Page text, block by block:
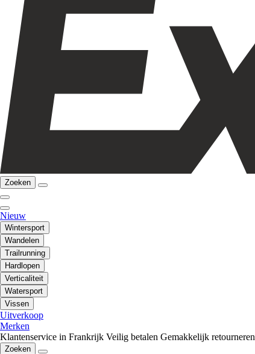
Zoeken
Nieuw
Wintersport
Wandelen
Trailrunning
Hardlopen
Verticaliteit
Watersport
Vissen
Uitverkoop
Merken
Klantenservice in Frankrijk Veilig betalen Gemakkelijk retourneren
Zoeken